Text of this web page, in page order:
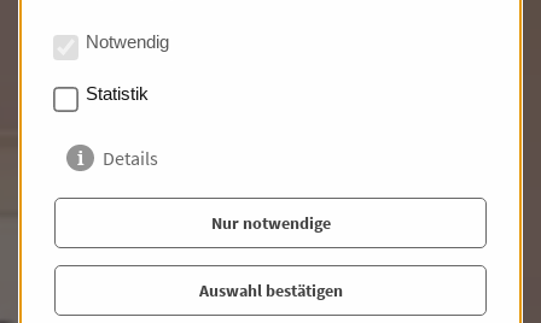
Wunderschöne Altbauetage
am Wiesbadener Kurpark
Lage: Komponistenviertel
Zimmer: 5,00Miete: 1.850,00 €
Notwendig
Statistik
Details
Nur notwendige
Auswahl bestätigen